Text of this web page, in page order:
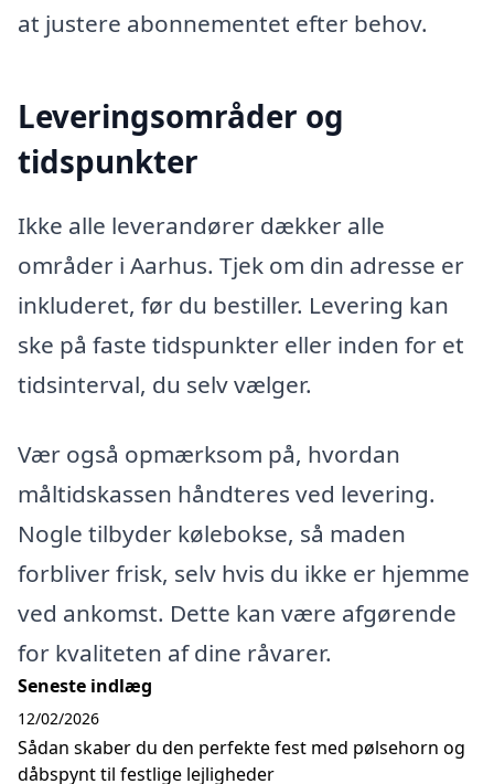
at justere abonnementet efter behov.
Leveringsområder og
tidspunkter
Ikke alle leverandører dækker alle
områder i Aarhus. Tjek om din adresse er
inkluderet, før du bestiller. Levering kan
ske på faste tidspunkter eller inden for et
tidsinterval, du selv vælger.
Vær også opmærksom på, hvordan
måltidskassen håndteres ved levering.
Nogle tilbyder kølebokse, så maden
forbliver frisk, selv hvis du ikke er hjemme
ved ankomst. Dette kan være afgørende
for kvaliteten af dine råvarer.
Seneste indlæg
Sådan skaber du den perfekte fest med pølsehorn og
dåbspynt til festlige lejligheder
12/02/2026